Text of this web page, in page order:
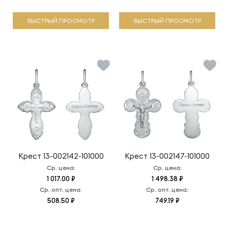
БЫСТРЫЙ ПРОСМОТР БЫСТРЫЙ ПРОСМОТР
Крест 13-002142-101000
Ср. цена:
1 017.00 ₽
Ср. опт. цена:
508.50 ₽
Крест 13-002147-101000
Ср. цена:
1 498.38 ₽
Ср. опт. цена:
749.19 ₽